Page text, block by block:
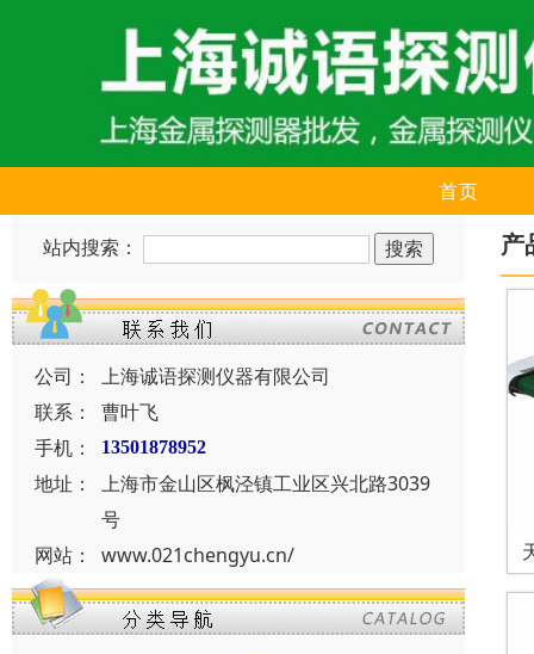
首页
站内搜索：
公司：
上海诚语探测仪器有限公司
联系：
曹叶飞
手机：
13501878952
地址：
上海市金山区枫泾镇工业区兴北路3039
号
网站：
www.021chengyu.cn/
产